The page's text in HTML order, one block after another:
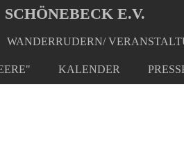
E.V.
WANDERRUDERN/
KALENDER